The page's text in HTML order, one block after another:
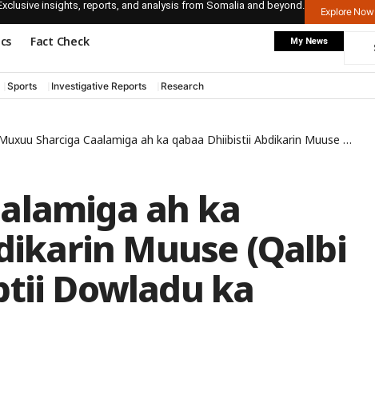
insights, reports, and analysis from Somalia and beyond.
Explore Now
Fact Check My News
Sports Investigative Reports Research
Sharciga Caalamiga ah ka qabaa Dhiibistii Abdikarin Muuse (Qalbi Dhagax) iyo Jawaabtii Dowladu ka bixisay
ah ka
Muuse (Qalbi
Dowladu ka